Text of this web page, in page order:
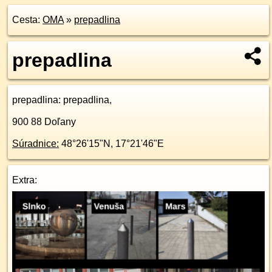
Cesta: OMA» prepadlina
prepadlina
prepadlina: prepadlina,
900 88 Doľany
Súradnice: 48°26'15"N , 17°21'46"E
Extra: